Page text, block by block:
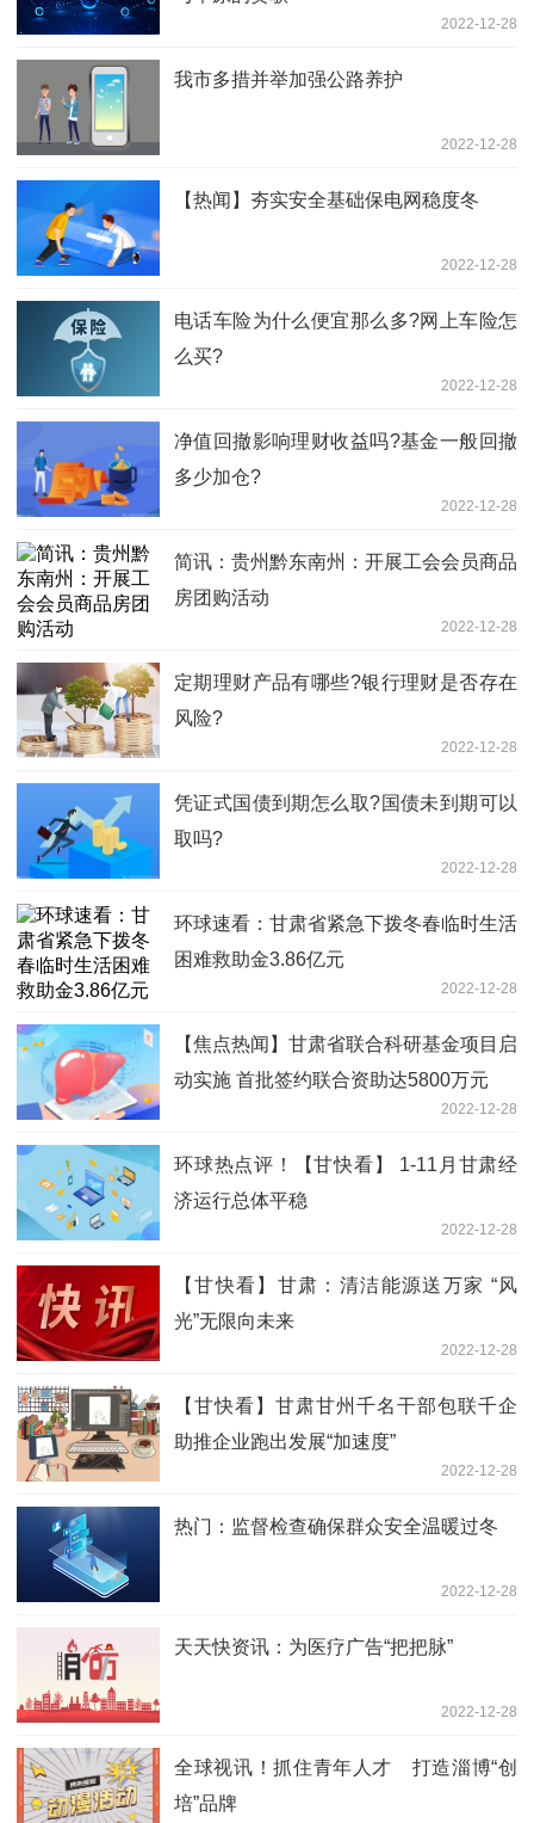
2022-12-28
我市多措并举加强公路养护
2022-12-28
【热闻】夯实安全基础保电网稳度冬
2022-12-28
电话车险为什么便宜那么多?网上车险怎
么买?
2022-12-28
净值回撤影响理财收益吗?基金一般回撤
多少加仓?
2022-12-28
简讯：贵州黔东南州：开展工会会员商品
房团购活动
2022-12-28
定期理财产品有哪些?银行理财是否存在
风险?
2022-12-28
凭证式国债到期怎么取?国债未到期可以
取吗?
2022-12-28
环球速看：甘肃省紧急下拨冬春临时生活
困难救助金3.86亿元
2022-12-28
【焦点热闻】甘肃省联合科研基金项目启
动实施 首批签约联合资助达5800万元
2022-12-28
环球热点评！【甘快看】 1-11月甘肃经
济运行总体平稳
2022-12-28
【甘快看】甘肃：清洁能源送万家 “风
光”无限向未来
2022-12-28
【甘快看】甘肃甘州千名干部包联千企
助推企业跑出发展“加速度”
2022-12-28
热门：监督检查确保群众安全温暖过冬
2022-12-28
天天快资讯：为医疗广告“把把脉”
2022-12-28
全球视讯！抓住青年人才 打造淄博“创
培”品牌